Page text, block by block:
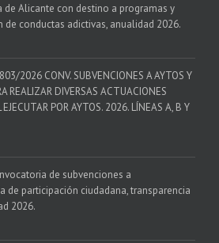
de Alicante con destino a programas y
de conductas adictivas, anualidad 2026.
2026 CONV. SUBVENCIONES A AYTOS Y
REALIZAR DIVERSAS ACTUACIONES
POR AYTOS. 2026. LÍNEAS A, B Y
de subvenciones a
de participación ciudadana, transparencia
2026.